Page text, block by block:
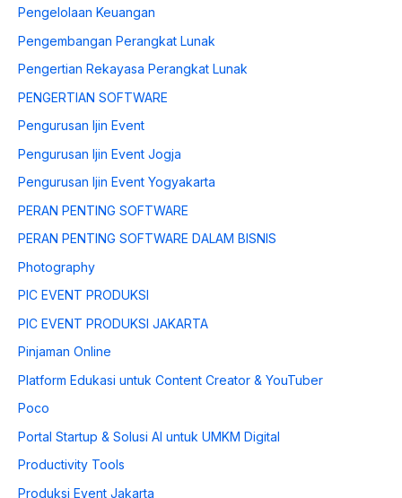
Pengelolaan Keuangan
Pengembangan Perangkat Lunak
Pengertian Rekayasa Perangkat Lunak
PENGERTIAN SOFTWARE
Pengurusan Ijin Event
Pengurusan Ijin Event Jogja
Pengurusan Ijin Event Yogyakarta
PERAN PENTING SOFTWARE
PERAN PENTING SOFTWARE DALAM BISNIS
Photography
PIC EVENT PRODUKSI
PIC EVENT PRODUKSI JAKARTA
Pinjaman Online
Platform Edukasi untuk Content Creator & YouTuber
Poco
Portal Startup & Solusi AI untuk UMKM Digital
Productivity Tools
Produksi Event Jakarta